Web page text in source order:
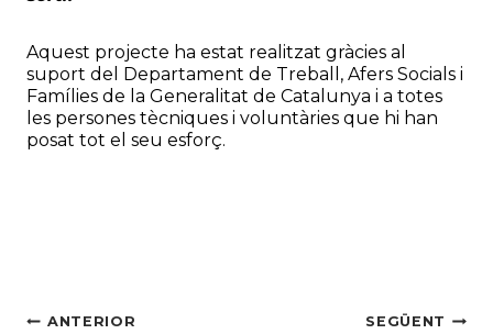
Aquest projecte ha estat realitzat gràcies al
suport del Departament de Treball, Afers Socials i
Famílies de la Generalitat de Catalunya i a totes
les persones tècniques i voluntàries que hi han
posat tot el seu esforç.
ANTERIOR SEGÜENT